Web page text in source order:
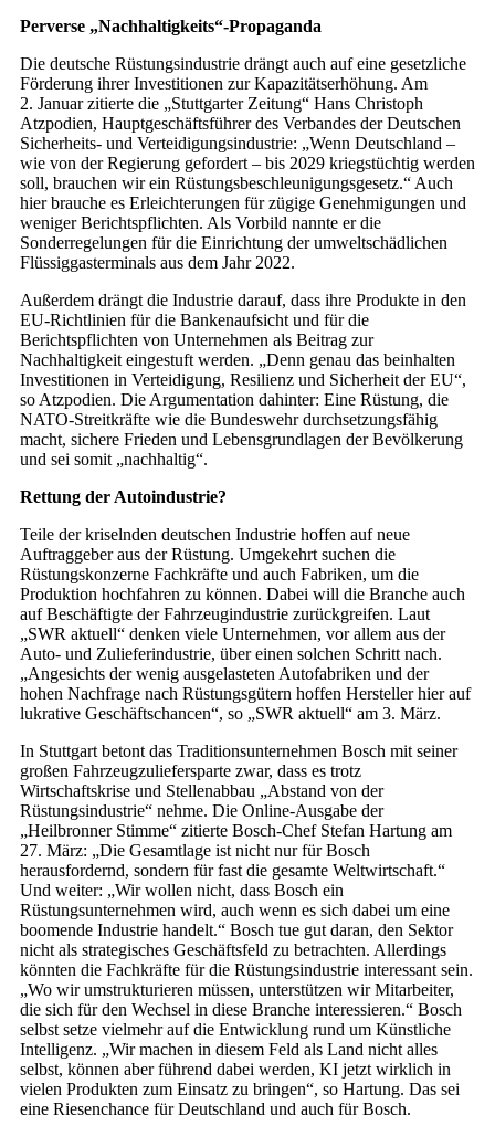
Perverse „Nachhaltigkeits“-­Propaganda
Die deutsche Rüstungsindustrie drängt auch auf eine gesetzliche
Förderung ihrer Investitionen zur Kapazitätserhöhung. Am
2. Januar zitierte die „Stuttgarter Zeitung“ Hans Christoph
Atzpodien, Hauptgeschäftsführer des Verbandes der Deutschen
Sicherheits- und Verteidigungsindustrie: „Wenn Deutschland –
wie von der Regierung gefordert – bis 2029 kriegstüchtig werden
soll, brauchen wir ein Rüstungsbeschleunigungsgesetz.“ Auch
hier brauche es Erleichterungen für zügige Genehmigungen und
weniger Berichtspflichten. Als Vorbild nannte er die
Sonderregelungen für die Einrichtung der umweltschädlichen
Flüssiggasterminals aus dem Jahr 2022.
Außerdem drängt die Industrie da­rauf, dass ihre Produkte in den
EU-Richtlinien für die Bankenaufsicht und für die
Berichtspflichten von Unternehmen als Beitrag zur
Nachhaltigkeit eingestuft werden. „Denn genau das beinhalten
Investitionen in Verteidigung, Resilienz und Sicherheit der EU“,
so Atzpodi­en. Die Argumentation dahinter: Eine Rüstung, die
NATO-Streitkräfte wie die Bundeswehr durchsetzungsfähig
macht, sichere Frieden und Lebensgrundlagen der Bevölkerung
und sei somit „nachhaltig“.
Rettung der Autoindustrie?
Teile der kriselnden deutschen Industrie hoffen auf neue
Auftraggeber aus der Rüstung. Umgekehrt suchen die
Rüstungskonzerne Fachkräfte und auch Fabriken, um die
Produktion hochfahren zu können. Dabei will die Branche auch
auf Beschäftigte der Fahrzeugindustrie zurückgreifen. Laut
„SWR aktuell“ denken viele Unternehmen, vor allem aus der
Auto- und Zulieferindustrie, über einen solchen Schritt nach.
„Angesichts der wenig ausgelasteten Autofabriken und der
hohen Nachfrage nach Rüstungsgütern hoffen Hersteller hier auf
lukrative Geschäftschancen“, so „SWR aktuell“ am 3. März.
In Stuttgart betont das Traditionsunternehmen Bosch mit seiner
großen Fahrzeugzuliefersparte zwar, dass es trotz
Wirtschaftskrise und Stellenabbau „Abstand von der
Rüstungsindustrie“ nehme. Die Online-Ausgabe der
„Heilbronner Stimme“ zitierte Bosch-Chef Stefan Hartung am
27. März: „Die Gesamtlage ist nicht nur für Bosch
herausfordernd, sondern für fast die gesamte Weltwirtschaft.“
Und weiter: „Wir wollen nicht, dass Bosch ein
Rüstungsunternehmen wird, auch wenn es sich dabei um eine
boomende Industrie handelt.“ Bosch tue gut daran, den Sektor
nicht als strategisches Geschäftsfeld zu betrachten. Allerdings
könnten die Fachkräfte für die Rüstungsindustrie inte­ressant sein.
„Wo wir umstrukturieren müssen, unterstützen wir Mitarbeiter,
die sich für den Wechsel in diese Branche interessieren.“ Bosch
selbst setze vielmehr auf die Entwicklung rund um Künstliche
Intelligenz. „Wir machen in diesem Feld als Land nicht alles
selbst, können aber führend dabei werden, KI jetzt wirklich in
vielen Produkten zum Einsatz zu bringen“, so Hartung. Das sei
eine Riesenchance für Deutschland und auch für Bosch.